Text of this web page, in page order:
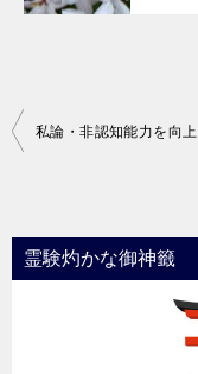
投
ビ
ゲ
霊験灼かな御神籤